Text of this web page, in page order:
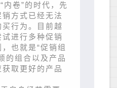
内卷”的时代，先
方式已经无法
行为。目前越
进行多种促销
也就是“促销组
的组合以及产品
取更好的产品